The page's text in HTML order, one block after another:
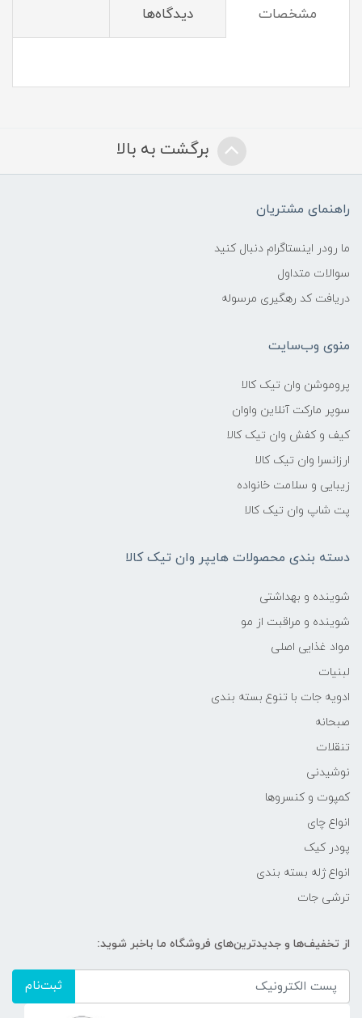
مشخصات دیدگاه‌ها
برگشت به بالا
راهنمای مشتریان
ما رودر اینستاگرام دنبال کنید
سوالات متداول
دریافت کد رهگیری مرسوله
منوی وب‌سایت
پروموشن وان تیک کالا
سوپر مارکت آنلاین واوان
کیف و کفش وان تیک کالا
ارزانسرا وان تیک کالا
زیبایی و سلامت خانواده
پت شاپ وان تیک کالا
دسته بندی محصولات هایپر وان تیک کالا
شوینده و بهداشتی
شوینده و مراقبت از مو
مواد غذایی اصلی
لبنیات
ادویه جات با تنوع بسته بندی
صبحانه
تنقلات
نوشیدنی
کمپوت و کنسروها
انواع چای
پودر کیک
انواع ژله بسته بندی
ترشی جات
از تخفیف‌ها و جدیدترین‌های فروشگاه ما باخبر شوید:
ثبت‌نام